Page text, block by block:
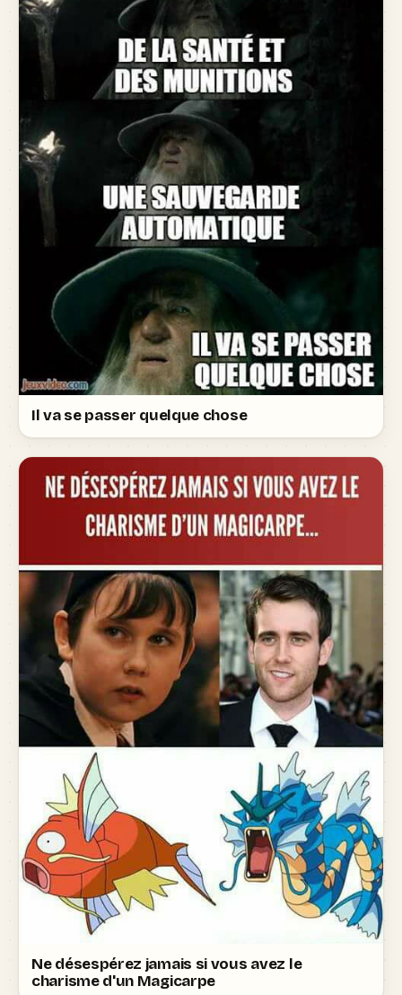
Il va se passer quelque chose
Ne désespérez jamais si vous avez le
charisme d'un Magicarpe